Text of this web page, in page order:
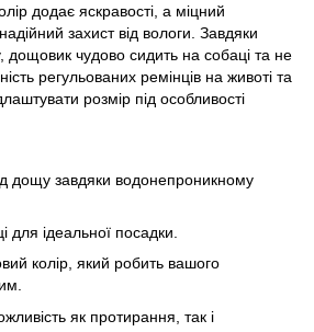
додає яскравості, а міцний
захист від вологи. Завдяки
чудово сидить на собаці та не
регульованих ремінців на животі та
розмір під особливості
дощу завдяки водонепроникному
для ідеальної посадки.
колір, який робить вашого
як протирання, так і